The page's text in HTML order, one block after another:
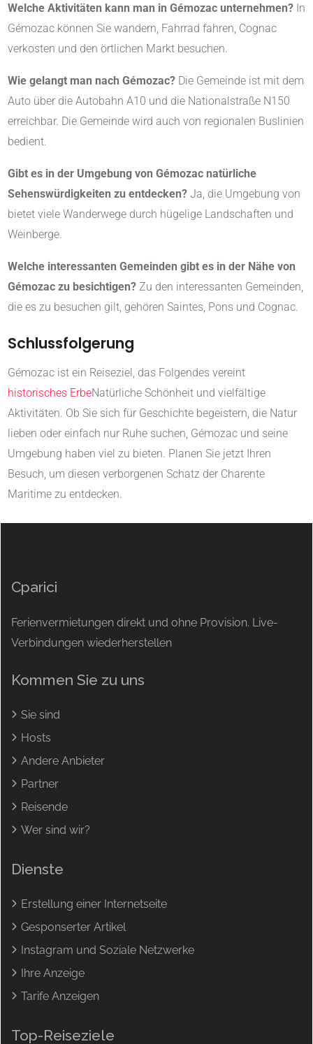
Welche Aktivitäten kann man in Gémozac unternehmen? In
Gémozac können Sie wandern, Fahrrad fahren, Cognac
verkosten und den örtlichen Markt besuchen.
Wie gelangt man nach Gémozac? Die Gemeinde ist mit dem
Auto über die Autobahn A10 und die Nationalstraße N150
erreichbar. Die Gemeinde wird auch von regionalen Buslinien
bedient.
Gibt es in der Umgebung von Gémozac natürliche
Sehenswürdigkeiten zu entdecken? Ja, die Umgebung von
bietet viele Wanderwege durch hügelige Landschaften und
Weinberge.
Welche interessanten Gemeinden gibt es in der Nähe von
Gémozac zu besichtigen? Zu den interessanten Gemeinden,
die es zu besuchen gilt, gehören Saintes, Pons und Cognac.
Schlussfolgerung
Gémozac ist ein Reiseziel, das Folgendes vereint
historisches ErbeNatürliche Schönheit und vielfältige
Aktivitäten. Ob Sie sich für Geschichte begeistern, die Natur
lieben oder einfach nur Ruhe suchen, Gémozac und seine
Umgebung haben viel zu bieten. Planen Sie jetzt Ihren
Besuch, um diesen verborgenen Schatz der Charente
Maritime zu entdecken.
Cparici
Ferienvermietungen direkt und ohne Provision. Live-
Verbindungen wiederherstellen
Kommen Sie zu uns
Sie sind
Hosts
Andere Anbieter
Partner
Reisende
Wer sind wir?
Dienste
Erstellung einer Internetseite
Gesponserter Artikel
Instagram und Soziale Netzwerke
Ihre Anzeige
Tarife Anzeigen
Top-Reiseziele